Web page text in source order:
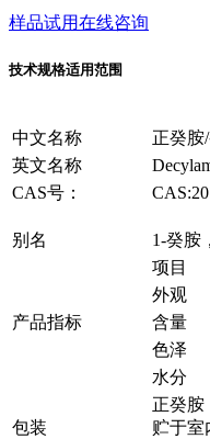
样品试用在线咨询
技术规格适用范围
中文名称
正癸胺
英文名称
CAS号：
别名 1-癸胺
产品指标
项目
外观
含量
色泽
水分
包装
正癸胺
贮于室